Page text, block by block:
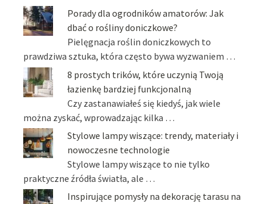
Porady dla ogrodników amatorów: Jak
dbać o rośliny doniczkowe?
Pielęgnacja roślin doniczkowych to
prawdziwa sztuka, która często bywa wyzwaniem …
8 prostych trików, które uczynią Twoją
łazienkę bardziej funkcjonalną
Czy zastanawiałeś się kiedyś, jak wiele
można zyskać, wprowadzając kilka …
Stylowe lampy wiszące: trendy, materiały i
nowoczesne technologie
Stylowe lampy wiszące to nie tylko
praktyczne źródła światła, ale …
Inspirujące pomysły na dekorację tarasu na